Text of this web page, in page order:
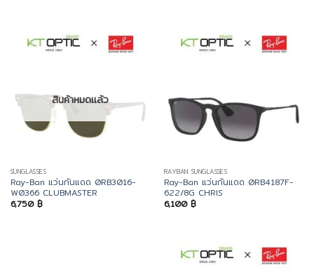
สินค้าหมดแล้ว
SUNGLASSES
Ray-Ban แว่นกันแดด 0RB3016-
W0366 CLUBMASTER
6,750 ฿
RAYBAN SUNGLASSES
Ray-Ban แว่นกันแดด 0RB4187F-
622/8G CHRIS
6,100 ฿